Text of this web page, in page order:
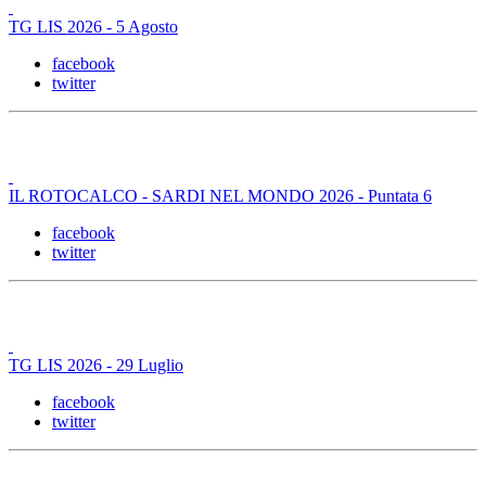
TG LIS 2026 - 5 Agosto
facebook
twitter
IL ROTOCALCO - SARDI NEL MONDO 2026 - Puntata 6
facebook
twitter
TG LIS 2026 - 29 Luglio
facebook
twitter